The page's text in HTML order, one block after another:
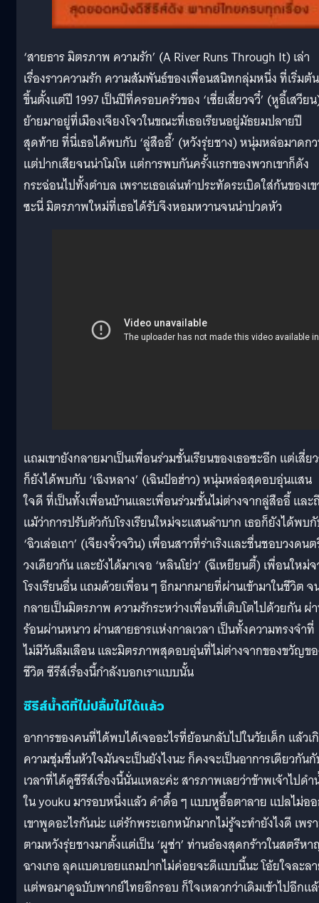
‘สายธาร มิตรภาพ ความรัก’ (A River Runs Through It) เล่า
เรื่องราวความรัก ความสัมพันธ์ของเพื่อนสนิทกลุ่มหนึ่ง ที่เริ่มต้น
ขึ้นตั้งแต่ปี 1997 เป็นปีที่ครอบครัวของ ‘เซี่ยเสี่ยวจวี๋’ (หูอี้เสวีย
ย้ายมาอยู่ที่เมืองเจียงโจวในขณะที่เธอเรียนอยู่มัธยมปลายปี
สุดท้าย ที่นี่เธอได้พบกับ ‘ลู่สืออี้’ (หวังรุ่ยชาง) หนุ่มหล่อมาดก
แต่ปากเสียจนน่าโมโห แต่การพบกันครั้งแรกของพวกเขาก็ดัง
กระฉ่อนไปทั้งตำบล เพราะเธอเล่นทำประทัดระเบิดใส่ก้นของเ
ซะนี่ มิตรภาพใหม่ที่เธอได้รับจึงหอมหวานจนน่าปวดหัว
แถมเขายังกลายมาเป็นเพื่อนร่วมชั้นเรียนของเธอซะอีก แต่เสี่ย
ก็ยังได้พบกับ ‘เฉิงหลาง’ (เฉินป๋อฮ่าว) หนุ่มหล่อสุดอบอุ่นแสน
ใจดี ที่เป็นทั้งเพื่อนบ้านและเพื่อนร่วมชั้นไม่ต่างจากลู่สืออี้ และ
แม้ว่าการปรับตัวกับโรงเรียนใหม่จะแสนลำบาก เธอก็ยังได้พบ
‘ฉิวเล่อเถา’ (เจียงจั๋วจวิน) เพื่อนสาวที่ร่าเริงและชื่นชอบวงดน
วงเดียวกัน และยังได้มาเจอ ‘หลินโย่ว’ (ฉีเหยียนตี้) เพื่อนใหม่
โรงเรียนอื่น แถมด้วยเพื่อน ๆ อีกมากมายที่ผ่านเข้ามาในชีวิต จ
กลายเป็นมิตรภาพ ความรักระหว่างเพื่อนที่เติบโตไปด้วยกัน ผ่
ร้อนผ่านหนาว ผ่านสายธารแห่งกาลเวลา เป็นทั้งความทรงจำที่
ไม่มีวันลืมเลือน และมิตรภาพสุดอบอุ่นที่ไม่ต่างจากของขวัญข
ชีวิต ซีรีส์เรื่องนี้กำลังบอกเราแบบนั้น
ซีรีส์น้ำดีที่ไม่ปลื้มไม่ได้แล้ว
อาการของคนที่ได้พบได้เจออะไรที่ย้อนกลับไปในวัยเด็ก แล้วเ
ความชุ่มชื่นหัวใจมันจะเป็นยังไงนะ ก็คงจะเป็นอาการเดียวกัน
เวลาที่ได้ดูซีรีส์เรื่องนี้นั่นแหละค่ะ สารภาพเลยว่าข้าพเจ้าไปดำ
ใน youku มารอบหนึ่งแล้ว ดำดื้อ ๆ แบบหูอื้อตาลาย แปลไม่อ
เขาพูดอะไรกันน่ะ แต่รักพระเอกหนักมากไม่รู้จะทำยังไงดี เพร
ตามหวังรุ่ยชางมาตั้งแต่เป็น ‘ผูซ่า’ ท่านอ๋องสุดกร้าวในสตรีห
ฉางเกอ ลุคแบดบอยแถมปากไม่ค่อยจะดีแบบนี้นะ โอ้ยใจละล
แต่พอมาดูฉบับพากย์ไทยอีกรอบ ก็ใจเหลวกว่าเดิมเข้าไปอีกแ